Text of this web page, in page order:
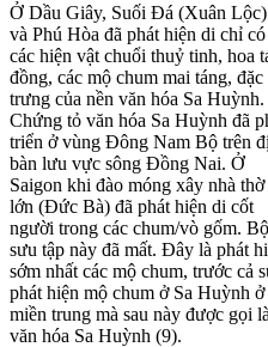
Ở Dầu Giây, Suối Đá (Xuân Lộc)
và Phú Hòa đã phát hiện di chỉ có
các hiện vật chuổi thuỷ tinh, hoa
đồng, các mộ chum mai táng, đặc
trưng của nền văn hóa Sa Huỳnh.
Chứng tỏ văn hóa Sa Huỳnh đã
triển ở vùng Đông Nam Bộ trên
bàn lưu vực sông Đồng Nai. Ở
Saigon khi đào móng xây nhà thờ
lớn (Đức Bà) đã phát hiện di cốt
người trong các chum/vò gốm. Bộ
sưu tập này đã mất. Đây là phát
sớm nhất các mộ chum, trước cả
phát hiện mộ chum ở Sa Huỳnh ở
miền trung mà sau này được gọi là
văn hóa Sa Huỳnh (9).